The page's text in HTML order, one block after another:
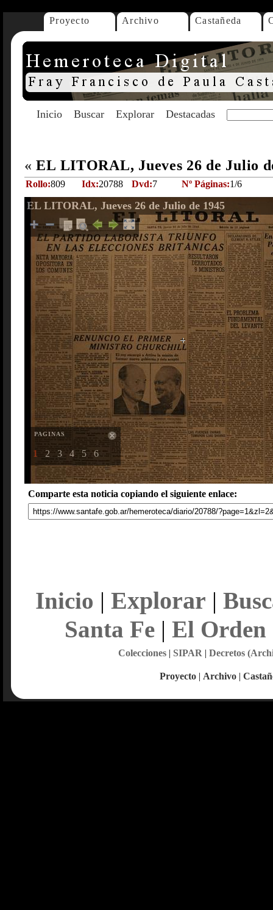
Proyecto Archivo Castañeda
Inicio Buscar Explorar Destacadas
« EL LITORAL, Jueves 26 de Julio
Rollo:809 Idx:20788 Dvd:7 Nº Páginas:1/6
EL LITORAL, Jueves 26 de Julio de 1945
PAGINAS
1 2 3 4 5 6
Comparte esta noticia copiando el siguiente enlace:
Inicio | Explorar |
Santa Fe| El Orden
Colecciones| SIPAR | Decretos
Proyecto | Archivo |